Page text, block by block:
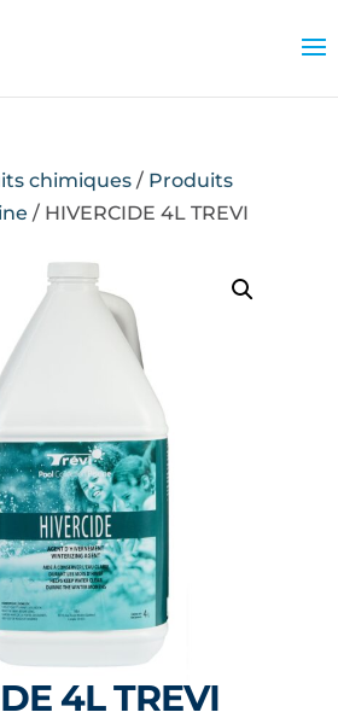
chimiques/ Produits
/ HIVERCIDE 4L TREVI
4L TREVI